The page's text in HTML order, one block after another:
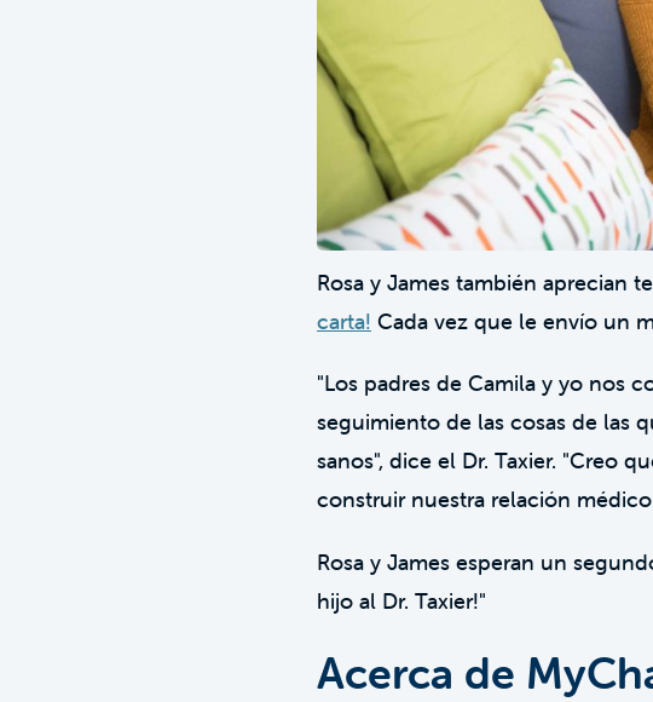
Rosa y James también aprecian
carta! Cada vez que le envío un
"Los padres de Camila y yo nos
seguimiento de las cosas de las
sanos", dice el Dr. Taxier. "Creo
construir nuestra relación
Rosa y James esperan un
hijo al Dr. Taxier!"
Acerca de